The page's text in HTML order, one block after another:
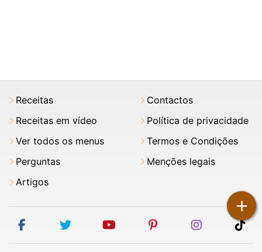
+
Receitas
Receitas em vídeo
Ver todos os menus
Perguntas
Artigos
Contactos
Política de privacidade
Termos e Condições
Menções legais
facebooktwitter youtubepinterestinstagram